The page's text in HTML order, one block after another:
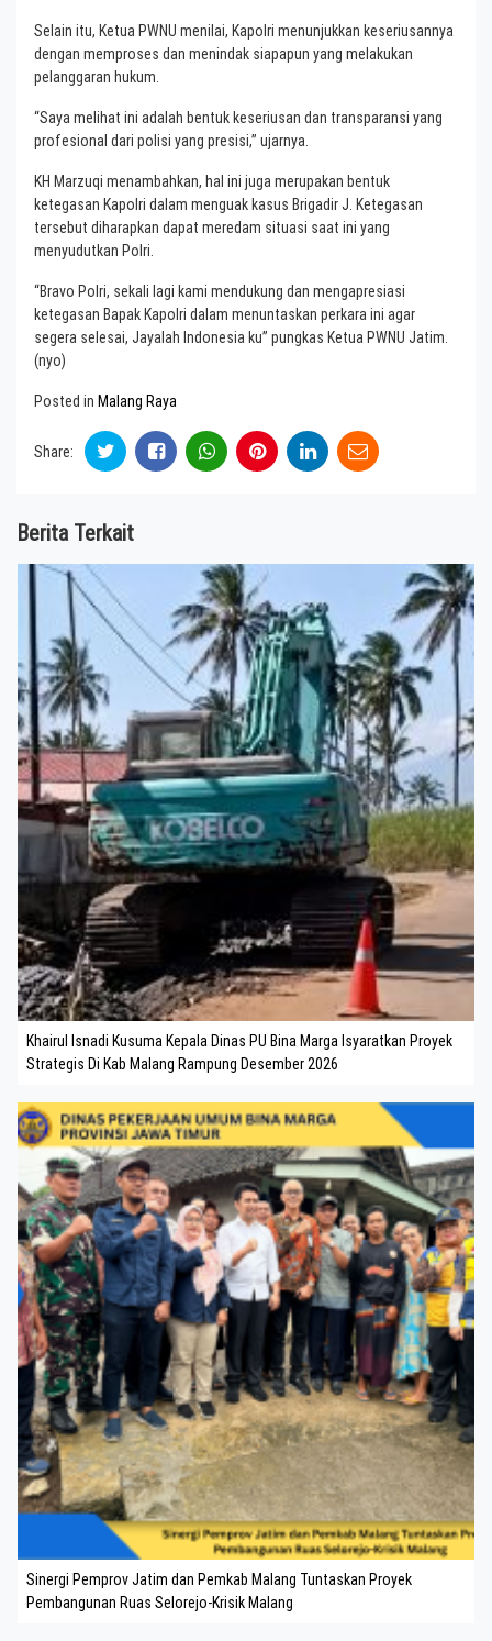
Selain itu, Ketua PWNU menilai, Kapolri menunjukkan keseriusannya
dengan memproses dan menindak siapapun yang melakukan
pelanggaran hukum.
“Saya melihat ini adalah bentuk keseriusan dan transparansi yang
profesional dari polisi yang presisi,” ujarnya.
KH Marzuqi menambahkan, hal ini juga merupakan bentuk
ketegasan Kapolri dalam menguak kasus Brigadir J. Ketegasan
tersebut diharapkan dapat meredam situasi saat ini yang
menyudutkan Polri.
“Bravo Polri, sekali lagi kami mendukung dan mengapresiasi
ketegasan Bapak Kapolri dalam menuntaskan perkara ini agar
segera selesai, Jayalah Indonesia ku” pungkas Ketua PWNU Jatim.
(nyo)
Posted in Malang Raya
Share:
Berita Terkait
Khairul Isnadi Kusuma Kepala Dinas PU Bina Marga Isyaratkan Proyek
Strategis Di Kab Malang Rampung Desember 2026
Sinergi Pemprov Jatim dan Pemkab Malang Tuntaskan Proyek
Pembangunan Ruas Selorejo-Krisik Malang